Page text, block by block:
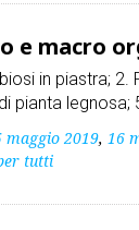
e macro
in piastra;
pianta legnosa;
maggio 2019, 16
tutti